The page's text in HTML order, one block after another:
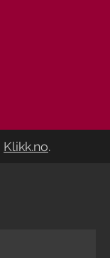
Klikk.no.